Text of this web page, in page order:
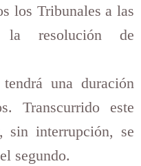
los Tribunales a las
la resolución de
una duración
Transcurrido este
sin interrupción, se
segundo.